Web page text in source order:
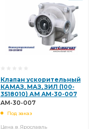
Клапан ускорительный
КАМАЗ, МАЗ, ЗИЛ (100-
3518010) АМ AM-30-007
AM-30-007
Под заказ
Цена в Ярославль